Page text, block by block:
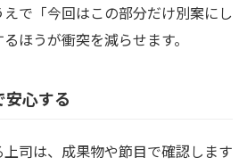
で「今回はこの部分だけ別案にし
ほうが衝突を減らせます。
心する
司は、成果物や節目で確認します